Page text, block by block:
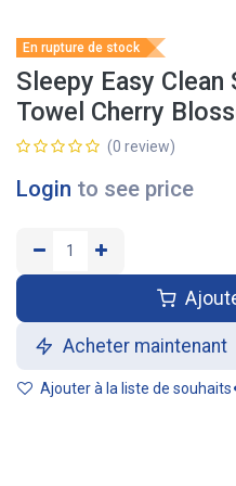
En rupture de stock
Sleepy Easy Clean
Towel Cherry
(0 review)
Login to see price
Acheter maintenant
Ajouter à la liste de souhaits